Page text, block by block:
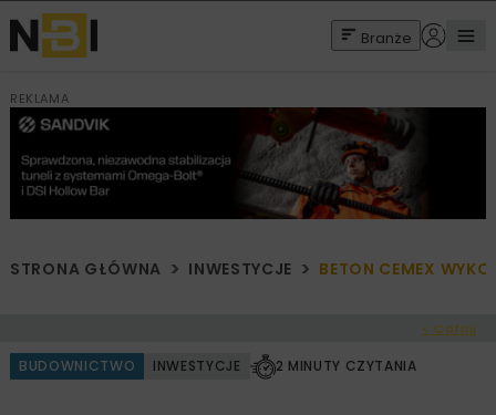
Branże
REKLAMA
STRONA GŁÓWNA INWESTYCJE BETON CEMEX
< Cofnij
BUDOWNICTWO INWESTYCJE 2 MINUTY CZYTANIA